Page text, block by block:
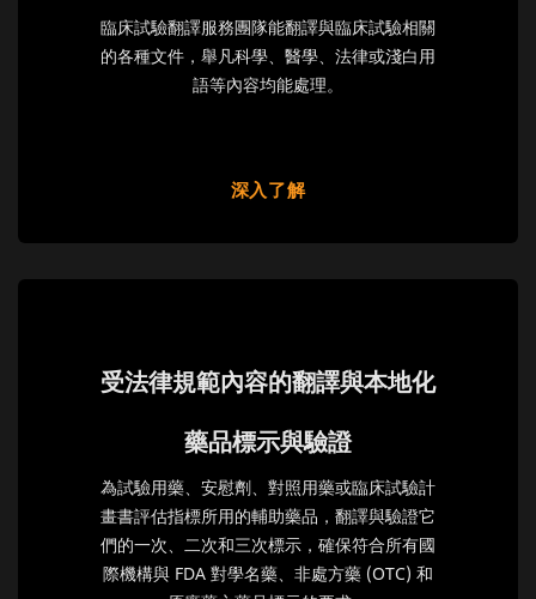
臨床試驗翻譯服務團隊能翻譯與臨床試驗相關
的各種文件，舉凡科學、醫學、法律或淺白用
語等內容均能處理。
深入了解
受法律規範內容的翻譯與本地化
藥品標示與驗證
為試驗用藥、安慰劑、對照用藥或臨床試驗計
畫書評估指標所用的輔助藥品，翻譯與驗證它
們的一次、二次和三次標示，確保符合所有國
際機構與 FDA 對學名藥、非處方藥 (OTC) 和